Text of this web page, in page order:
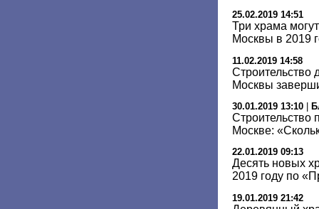
25.02.2019 14:51
Три храма
Москвы в 2019
11.02.2019 14:58
Строительство
Москвы
30.01.2019 13:10
Строительство
Москве:
22.01.2019 09:13
Десять новых
2019 году по
19.01.2019 21:42